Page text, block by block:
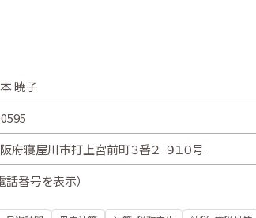
暁子
府寝屋川市打上宮前町３番２−９１０号
話番号を表示）